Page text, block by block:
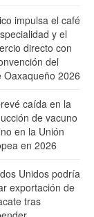
impulsa el café
y el
directo con
del
Oaxaqueño 2026
caída en la
de vacuno
en la Unión
en 2026
Unidos podría
exportación de
tras